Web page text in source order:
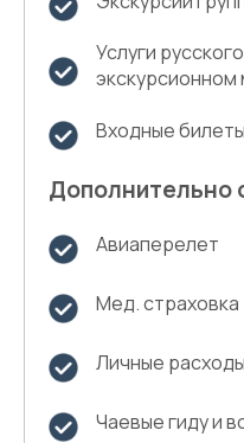
Услуги
Входные
Дополнительно
Авиаперелет
Мед. страховка
Личные расходы
Чаевые гиду и